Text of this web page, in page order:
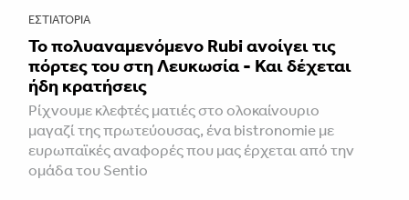
ΕΣΤΙΑΤΌΡΙΑ
Το πολυαναμενόμενο Rubi ανοίγει τις
πόρτες του στη Λευκωσία - Και δέχεται
ήδη κρατήσεις
Ρίχνουμε κλεφτές ματιές στο ολοκαίνουριο
μαγαζί της πρωτεύουσας, ένα bistronomie με
ευρωπαϊκές αναφορές που μας έρχεται από την
ομάδα του Sentio